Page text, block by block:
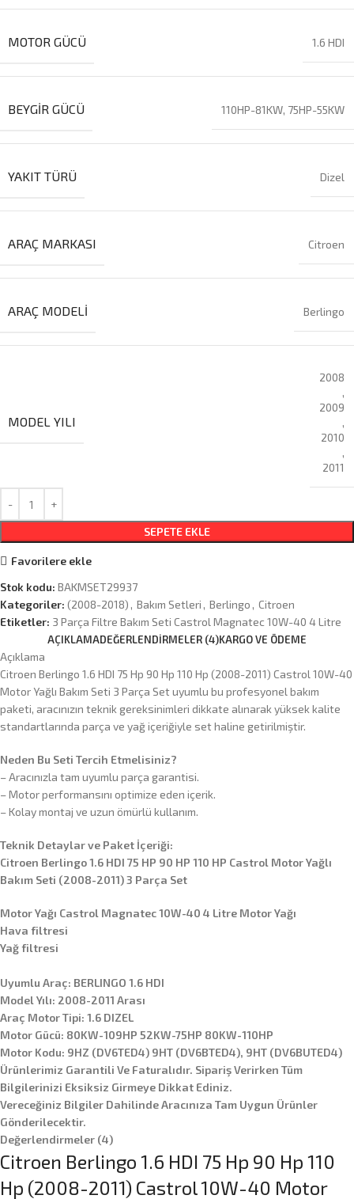
MOTOR GÜCÜ 1.6 HDI
BEYGIR GÜCÜ 110HP-81KW, 75HP-55KW
YAKIT TÜRÜ Dizel
ARAÇ MARKASI Citroen
ARAÇ MODELI Berlingo
MODEL YILI
2008
,
2009
,
2010
,
2011
SEPETE EKLE
Favorilere ekle
Stok kodu: BAKMSET29937
Kategoriler: (2008-2018) , Bakım Setleri , Berlingo , Citroen
Etiketler: 3 Parça Filtre Bakım Seti Castrol Magnatec 10W-40 4 Litre
AÇIKLAMADEĞERLENDIRMELER (4)KARGO VE ÖDEME
Açıklama
Citroen Berlingo 1.6 HDI 75 Hp 90 Hp 110 Hp (2008-2011) Castrol 10W-40
Motor Yağlı Bakım Seti 3 Parça Set uyumlu bu profesyonel bakım
paketi, aracınızın teknik gereksinimleri dikkate alınarak yüksek kalite
standartlarında parça ve yağ içeriğiyle set haline getirilmiştir.
Neden Bu Seti Tercih Etmelisiniz?
– Aracınızla tam uyumlu parça garantisi.
– Motor performansını optimize eden içerik.
– Kolay montaj ve uzun ömürlü kullanım.
Teknik Detaylar ve Paket İçeriği:
Citroen Berlingo 1.6 HDI 75 HP 90 HP 110 HP Castrol Motor Yağlı
Bakım Seti (2008-2011) 3 Parça Set
Motor Yağı Castrol Magnatec 10W-40 4 Litre Motor Yağı
Hava filtresi
Yağ filtresi
Uyumlu Araç: BERLINGO 1.6 HDI
Model Yılı: 2008-2011 Arası
Araç Motor Tipi: 1.6 DIZEL
Motor Gücü: 80KW-109HP 52KW-75HP 80KW-110HP
Motor Kodu: 9HZ (DV6TED4) 9HT (DV6BTED4), 9HT (DV6BUTED4)
Ürünlerimiz Garantili Ve Faturalıdır. Sipariş Verirken Tüm
Bilgilerinizi Eksiksiz Girmeye Dikkat Ediniz.
Vereceğiniz Bilgiler Dahilinde Aracınıza Tam Uygun Ürünler
Gönderilecektir.
Değerlendirmeler (4)
Citroen Berlingo 1.6 HDI 75 Hp 90 Hp 110
Hp (2008-2011) Castrol 10W-40 Motor